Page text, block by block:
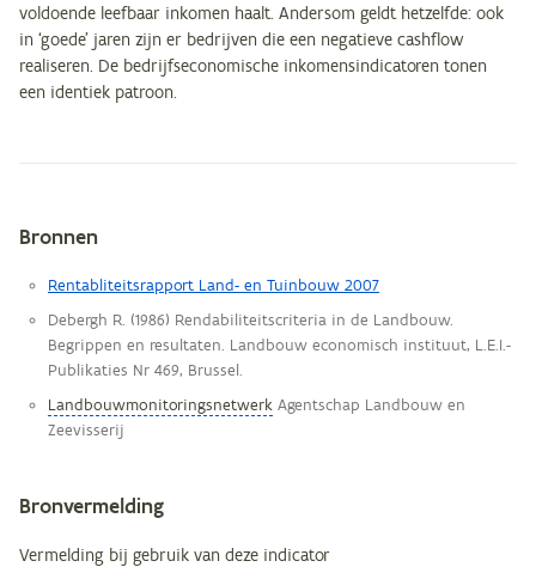
voldoende leefbaar inkomen haalt. Andersom geldt hetzelfde: ook
in ‘goede’ jaren zijn er bedrijven die een negatieve cashflow
realiseren. De bedrijfseconomische inkomensindicatoren tonen
een identiek patroon.
Metagegevens
Bronnen
Rentabliteitsrapport Land- en Tuinbouw 2007
Debergh R. (1986) Rendabiliteitscriteria in de Landbouw.
Begrippen en resultaten. Landbouw economisch instituut, L.E.I.-
Publikaties Nr 469, Brussel.
Landbouwmonitoringsnetwerk Agentschap Landbouw en
Zeevisserij
Bronvermelding
Vermelding bij gebruik van deze indicator